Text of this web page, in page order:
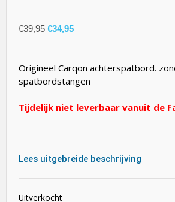
€39,95 €34,95
Origineel Carqon achterspatbord.
spatbordstangen
Tijdelijk niet leverbaar vanuit de
Lees uitgebreide beschrijving
Uitverkocht